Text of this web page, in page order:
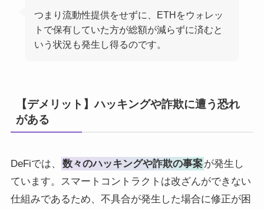
つまり流動性提供をせずに、ETHをウォレッ
トで保有していた方が総額が減らずに済むと
いう状況も発生し得るのです。
【デメリット】ハッキングや詐欺に遭う恐れ
がある
DeFiでは、 数々のハッキングや詐欺の事案が発生し
ています。スマートコントラクトは改ざんができない
仕組みであるため、不具合が発生した場合に修正が困